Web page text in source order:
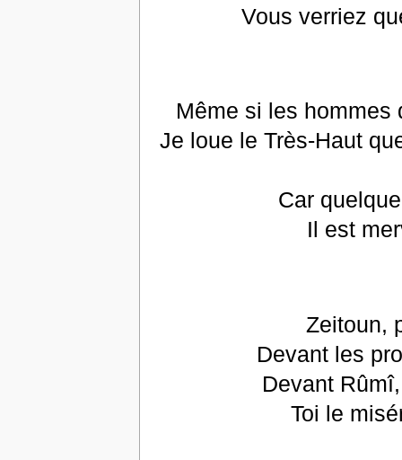
Vous verriez
Même si les hommes
Je loue le Très-Haut
Car
Il est
Zeitoun,
Devant les
Devant
Toi le